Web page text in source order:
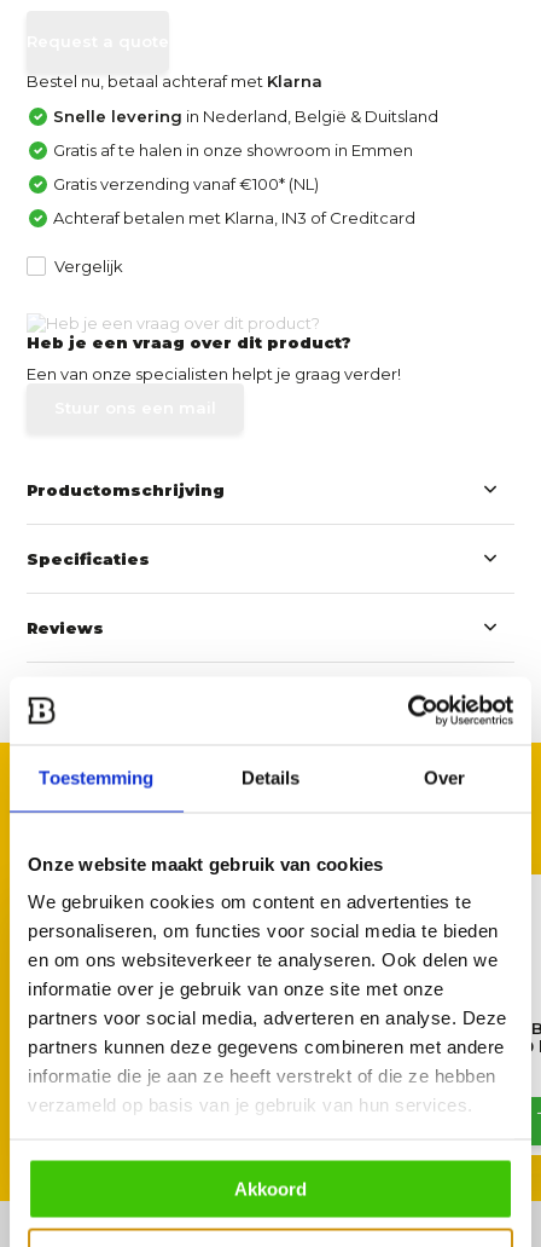
Toestemming Details Over
Onze website maakt gebruik van cookies
We gebruiken cookies om content en advertenties te
personaliseren, om functies voor social media te bieden
en om ons websiteverkeer te analyseren. Ook delen we
informatie over je gebruik van onze site met onze
partners voor social media, adverteren en analyse. Deze
partners kunnen deze gegevens combineren met andere
informatie die je aan ze heeft verstrekt of die ze hebben
verzameld op basis van je gebruik van hun services.
Akkoord
Bestel nu, betaal achteraf met Klarna
Snelle levering in Nederland, België & Duitsland
Gratis af te halen in onze showroom in Emmen
Gratis verzending vanaf €100* (NL)
Achteraf betalen met Klarna, IN3 of Creditcard
Vergelijk
Heb je een vraag over dit product?
Een van onze specialisten helpt je graag verder!
Productomschrijving
Specificaties
Reviews
Delen
GOED TE COMBINEREN
Met deze accessoires
Masterbuilt Portable Digitale
Smoker en houtskoolgrill
59,95
BestCharcoal Acacia
Wattle Houtskool 10
26,95